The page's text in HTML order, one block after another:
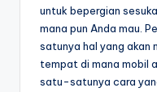
untuk bepergian
mana pun Anda mau.
satunya hal yang
tempat di mana mobil
satu-satunya cara